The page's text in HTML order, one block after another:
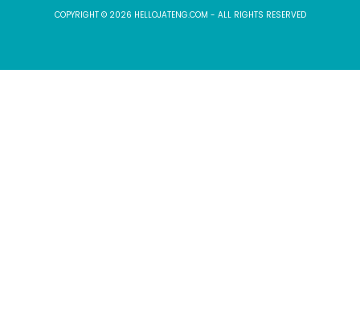
COPYRIGHT © 2026 HELLOJATENG.COM - ALL RIGHTS RESERVED